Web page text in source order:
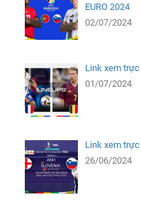
EURO 2024
02/07/2024
Link xem trực
01/07/2024
Link xem trực
26/06/2024